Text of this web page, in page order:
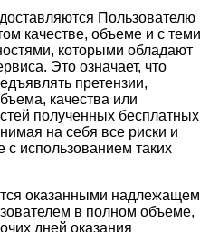
Пользователю
качестве, объеме и с теми
которыми обладают
Это означает, что
претензии,
качества или
полученных бесплатных
на себя все риски и
с использованием таких
оказанными надлежащем
в полном объеме,
дней оказания